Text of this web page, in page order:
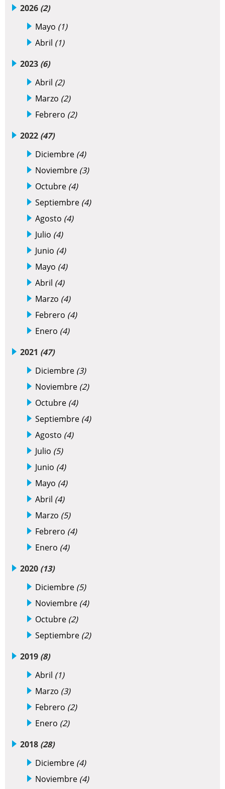
2026 (2)
Mayo (1)
Abril (1)
2023 (6)
Abril (2)
Marzo (2)
Febrero (2)
2022 (47)
Diciembre (4)
Noviembre (3)
Octubre (4)
Septiembre (4)
Agosto (4)
Julio (4)
Junio (4)
Mayo (4)
Abril (4)
Marzo (4)
Febrero (4)
Enero (4)
2021 (47)
Diciembre (3)
Noviembre (2)
Octubre (4)
Septiembre (4)
Agosto (4)
Julio (5)
Junio (4)
Mayo (4)
Abril (4)
Marzo (5)
Febrero (4)
Enero (4)
2020 (13)
Diciembre (5)
Noviembre (4)
Octubre (2)
Septiembre (2)
2019 (8)
Abril (1)
Marzo (3)
Febrero (2)
Enero (2)
2018 (28)
Diciembre (4)
Noviembre (4)